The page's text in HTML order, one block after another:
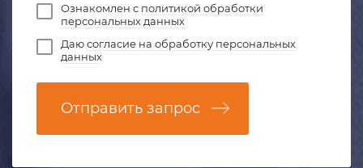
Ознакомлен с политикой обработки
персональных данных
Даюсогласие на обработку персональных
данных
Отправить запрос